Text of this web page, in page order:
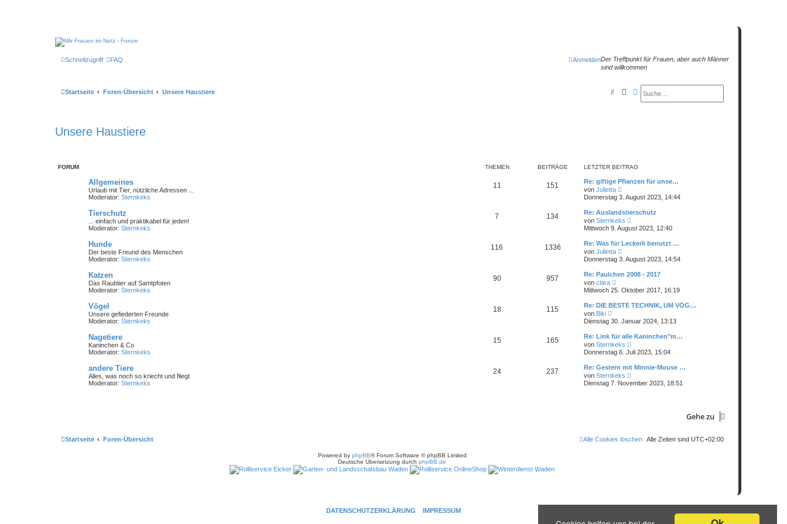
Der Treffpunkt für Frauen, aber auch Männer
sind willkommen
Schnellzugriff FAQ Anmelden
Startseite Foren-Übersicht Unsere Haustiere SucheErweiterte Suche
S
Unsere Haustiere
FORUM THEMEN BEITRÄGE LETZTER BEITRAG
Allgemeines
Urlaub mit Tier, nützliche Adressen ...
Moderator: Sternkeks
11 151
Re: giftige Pflanzen für unse…
von Julietta
N
e
u
e
s
t
e
B
e
i
r
a
Donnerstag 3. August 2023, 14:44
Tierschutz
... einfach und praktikabel für jeden!
Moderator: Sternkeks
7 134
Re: Auslandstierschutz
von Sternkeks
N
e
u
e
s
e
B
i
r
a
Mittwoch 9. August 2023, 12:40
Hunde
Der beste Freund des Menschen
Moderator: Sternkeks
116 1336
Re: Was für Leckerli benutzt …
von Julietta
N
e
u
s
e
B
r
a
g
Donnerstag 3. August 2023, 14:54
Katzen
Das Raubtier auf Samtpfoten
Moderator: Sternkeks
90 957
Re: Paulchen 2008 - 2017
von clara
N
e
u
e
s
e
B
e
i
t
r
a
g
Mittwoch 25. Oktober 2017, 16:19
Vögel
Unsere gefiederten Freunde
Moderator: Sternkeks
18 115
Re: DIE BESTE TECHNIK, UM VÖG…
von Biki
N
e
u
e
s
t
e
B
e
i
Dienstag 30. Januar 2024, 13:13
Nagetiere
Kaninchen & Co
Moderator: Sternkeks
15 165
Re: Link für alle Kaninchen"m…
von Sternkeks
N
e
u
s
t
e
g
Donnerstag 6. Juli 2023, 15:04
andere Tiere
Alles, was noch so kriecht und fliegt
Moderator: Sternkeks
24 237
Re: Gestern mit Minnie-Mouse …
von Sternkeks
N
e
u
e
i
Dienstag 7. November 2023, 18:51
Gehe zu
Startseite Foren-Übersicht Alle Zeiten sind UTC+02:00
Alle Cookies löschen
Powered by phpBB® Forum Software © phpBB Limited
Deutsche Übersetzung durch phpBB.de
DATENSCHUTZERKLÄRUNG IMPRESSUM